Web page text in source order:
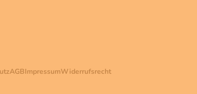
AGBImpressumWiderrufsrecht